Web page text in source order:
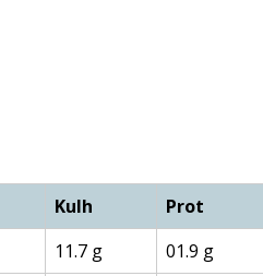
Kulh
Prot
11.7 g
01.9 g